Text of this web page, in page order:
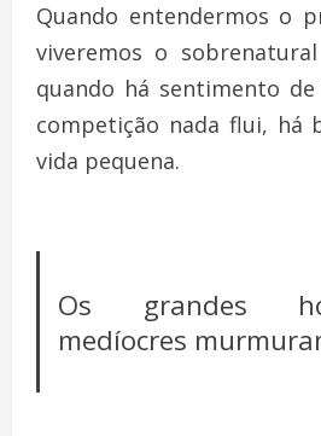
Quando entendermos o
viveremos o
quando há sentimento
competição nada flui, há
vida pequena.
Os grandes
medíocres